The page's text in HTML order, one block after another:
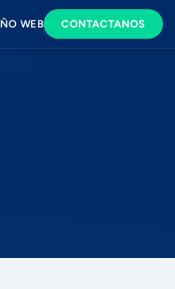
WEB CONTACTANOS